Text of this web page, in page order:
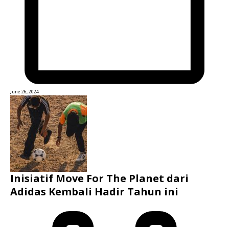
June 26, 2024
Inisiatif Move For The Planet dari
Adidas Kembali Hadir Tahun ini